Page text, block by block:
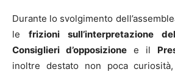
Durante lo svolgimento
le frizioni sull’interpretazione
Consiglieri d’opposizione e il
inoltre destato non poca